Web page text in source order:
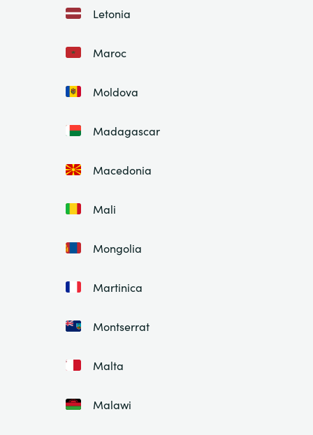
Letonia
Maroc
Moldova
Madagascar
Macedonia
Mali
Mongolia
Martinica
Montserrat
Malta
Malawi